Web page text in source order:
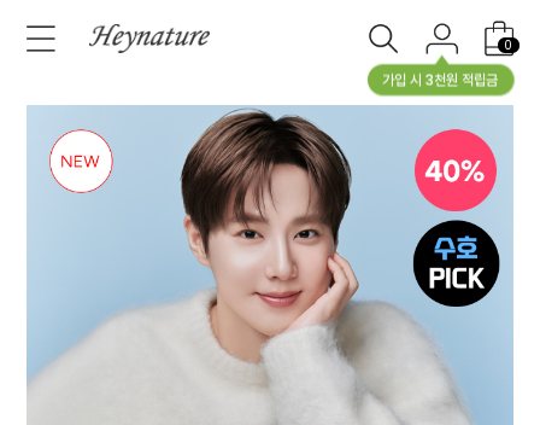
가입 시 3천원 적립금
0